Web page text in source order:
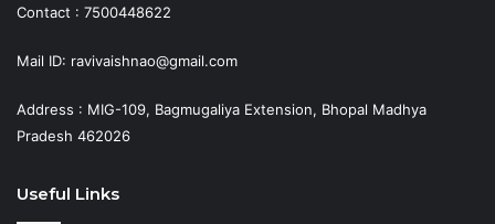
Contact : 7500448622
Mail ID: ravivaishnao@gmail.com
Address : MIG-109, Bagmugaliya Extension, Bhopal Madhya
Pradesh 462026
Useful Links